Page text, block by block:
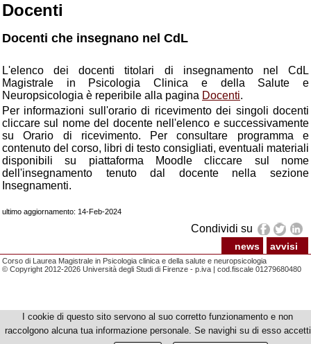
Docenti
Docenti che insegnano nel CdL
L'elenco dei docenti titolari di insegnamento nel CdL
Magistrale in Psicologia Clinica e della Salute e
Neuropsicologia è reperibile alla pagina Docenti.
Per informazioni sull'orario di ricevimento dei singoli docenti
cliccare sul nome del docente nell'elenco e successivamente
su Orario di ricevimento. Per consultare programma e
contenuto del corso, libri di testo consigliati, eventuali materiali
disponibili su piattaforma Moodle cliccare sul nome
dell'insegnamento tenuto dal docente nella sezione
Insegnamenti.
ultimo aggiornamento: 14-Feb-2024
Condividi su
news avvisi
Corso di Laurea Magistrale in Psicologia clinica e della salute e neuropsicologia
© Copyright 2012-2026 Università degli Studi di Firenze - p.iva | cod.fiscale 01279680480
I cookie di questo sito servono al suo corretto funzionamento e non
raccolgono alcuna tua informazione personale. Se navighi su di esso accetti